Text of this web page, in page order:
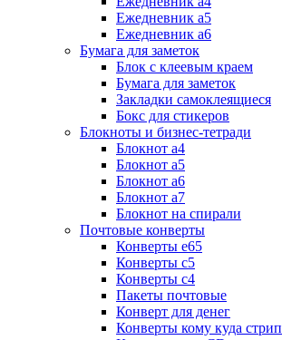
Ежедневник а5
Ежедневник а6
Бумага для заметок
Блок с клеевым краем
Бумага для заметок
Закладки самоклеящиеся
Бокс для стикеров
Блокноты и бизнес-тетради
Блокнот а4
Блокнот а5
Блокнот а6
Блокнот а7
Блокнот на спирали
Почтовые конверты
Конверты е65
Конверты с5
Конверты с4
Пакеты почтовые
Конверт для денег
Конверты кому куда стрип